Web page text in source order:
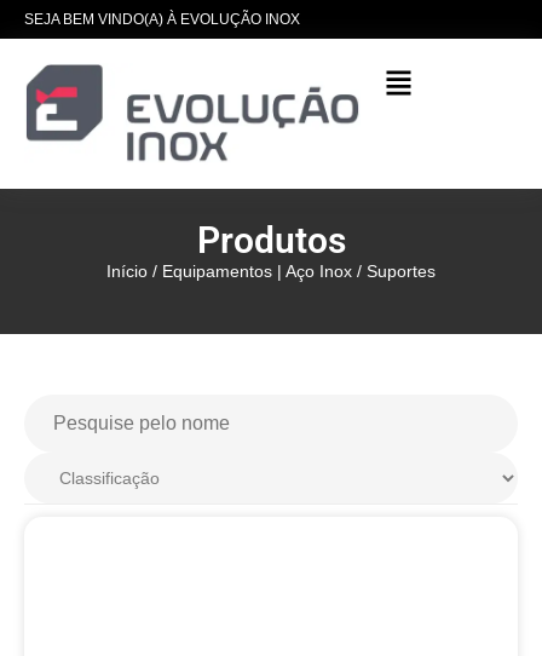
SEJA BEM VINDO(A) À EVOLUÇÃO INOX
Produtos
Início / Equipamentos | Aço Inox / Suportes
| Evolução Inox - BA70